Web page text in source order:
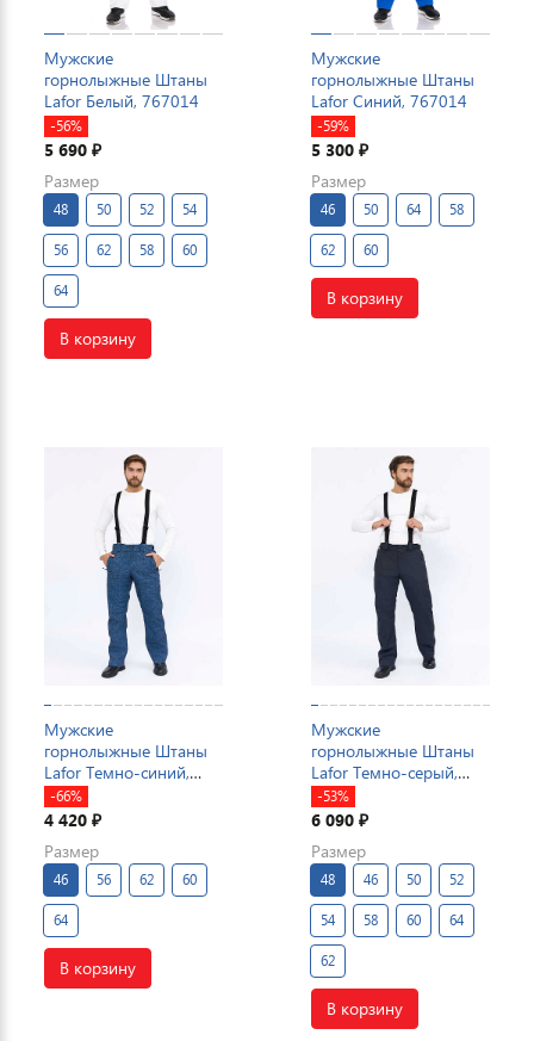
Мужские
горнолыжные Штаны
Lafor Белый, 767014
-56%
5 690 ₽
Размер
48 50 52 54
56 62 58 60
64
В корзину
Мужские
горнолыжные Штаны
Lafor Синий, 767014
-59%
5 300 ₽
Размер
46 50 64 58
62 60
В корзину
Мужские
горнолыжные Штаны
Lafor Темно-синий,
767015
-66%
4 420 ₽
Размер
46 56 62 60
64
В корзину
Мужские
горнолыжные Штаны
Lafor Темно-серый,
767014
-53%
6 090 ₽
Размер
48 46 50 52
54 58 60 64
62
В корзину